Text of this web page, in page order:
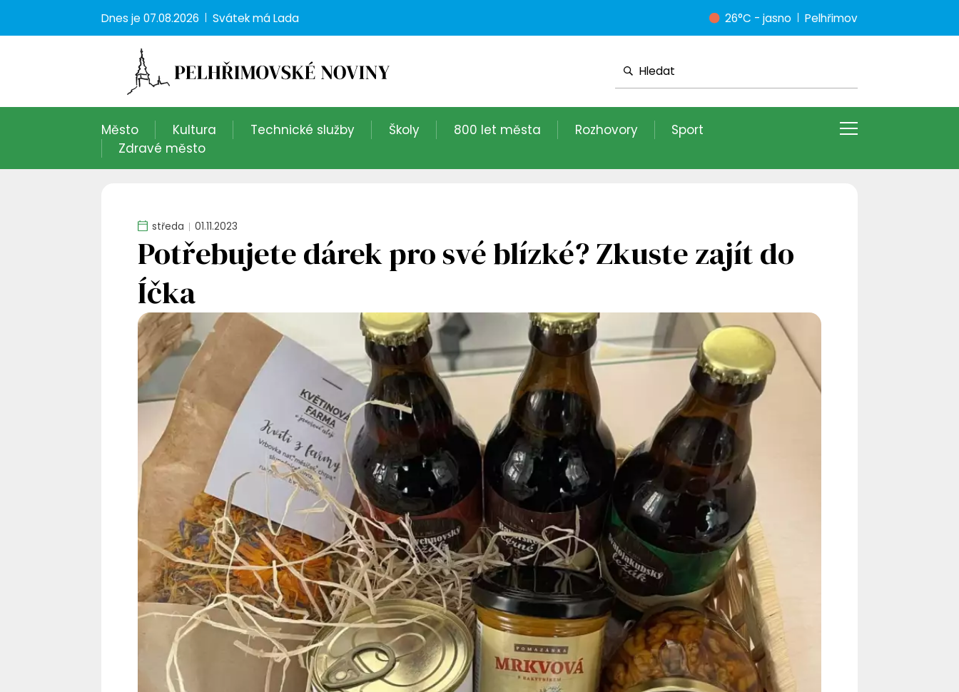
Dnes je 07.08.2026 Svátek máLada 26°C - jasno Pelhřimov
Město Kultura Technické služby Školy 800 let města Rozhovory
Sport
Zdravé město
středa 01.11.2023
Potřebujete dárek pro své blízké? Zkuste zajít do
Íčka